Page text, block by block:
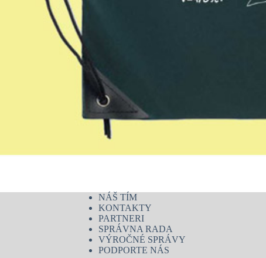
NÁŠ TÍM
KONTAKTY
PARTNERI
SPRÁVNA RADA
VÝROČNÉ SPRÁVY
PODPORTE NÁS